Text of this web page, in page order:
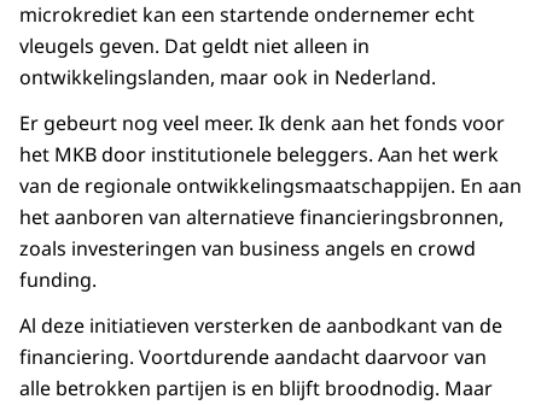
microkrediet kan een startende ondernemer echt
vleugels geven. Dat geldt niet alleen in
ontwikkelingslanden, maar ook in Nederland.
Er gebeurt nog veel meer. Ik denk aan het fonds voor
het MKB door institutionele beleggers. Aan het werk
van de regionale ontwikkelingsmaatschappijen. En aan
het aanboren van alternatieve financieringsbronnen,
zoals investeringen van business angels en crowd
funding.
Al deze initiatieven versterken de aanbodkant van de
financiering. Voortdurende aandacht daarvoor van
alle betrokken partijen is en blijft broodnodig. Maar